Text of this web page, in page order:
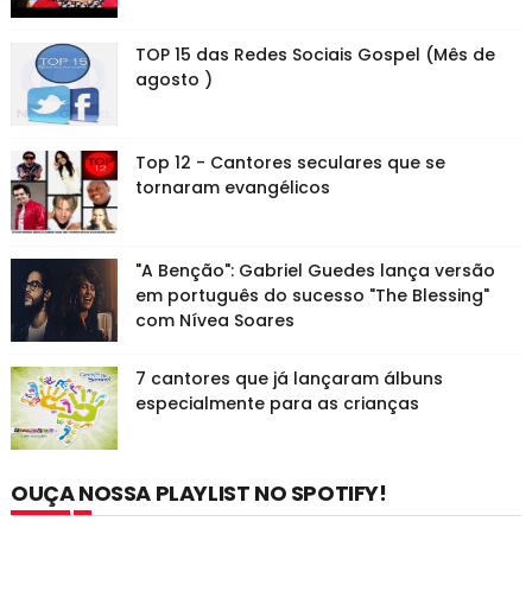
TOP 15 das Redes Sociais Gospel (Mês de
agosto )
Top 12 - Cantores seculares que se
tornaram evangélicos
"A Benção": Gabriel Guedes lança versão
em português do sucesso "The Blessing"
com Nívea Soares
7 cantores que já lançaram álbuns
especialmente para as crianças
OUÇA NOSSA PLAYLIST NO SPOTIFY!